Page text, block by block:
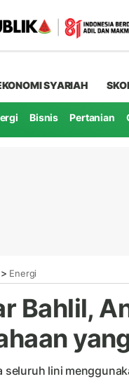
SYARIAH
Bisnis Pertanian
> Energi
Bahlil,
seluruh lini